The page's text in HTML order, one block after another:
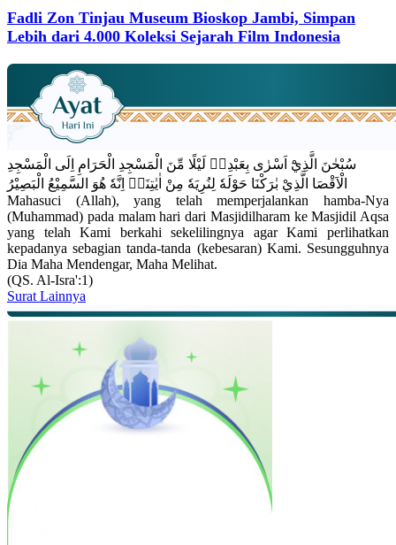
Fadli Zon Tinjau Museum Bioskop Jambi, Simpan
Lebih dari 4.000 Koleksi Sejarah Film Indonesia
سُبْحٰنَ الَّذِيْٓ اَسْرٰى بِعَبْدِهٖ لَيْلًا مِّنَ الْمَسْجِدِ الْحَرَامِ اِلَى الْمَسْجِدِ
الْاَقْصَا الَّذِيْ بٰرَكْنَا حَوْلَهٗ لِنُرِيَهٗ مِنْ اٰيٰتِنَاۗ اِنَّهٗ هُوَ السَّمِيْعُ الْبَصِيْرُ
Mahasuci (Allah), yang telah memperjalankan hamba-Nya
(Muhammad) pada malam hari dari Masjidilharam ke Masjidil Aqsa
yang telah Kami berkahi sekelilingnya agar Kami perlihatkan
kepadanya sebagian tanda-tanda (kebesaran) Kami. Sesungguhnya
Dia Maha Mendengar, Maha Melihat.
(QS. Al-Isra':1)
Surat Lainnya